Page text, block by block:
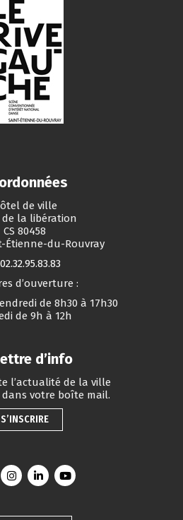
de ville
de la libération
CS 80458
Étienne-du-Rouvray
02.32.95.83.83
d’ouverture :
de 8h30 à 17h30
de 9h à 12h
d’info
l’actualité de la ville
votre boîte mail.
S’INSCRIRE
vers le compte Facebook
Lien vers le compte Instagram
Lien vers le compte Linkedin
Lien vers la chaîne